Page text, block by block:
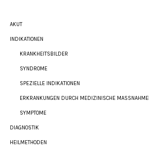
AKUT
INDIKATIONEN
KRANKHEITSBILDER
SYNDROME
SPEZIELLE INDIKATIONEN
ERKRANKUNGEN DURCH MEDIZINISCHE MASSNAHMEN
SYMPTOME
DIAGNOSTIK
HEILMETHODEN